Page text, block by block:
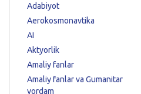
Adabiyot
Aerokosmonavtika
AI
Aktyorlik
Amaliy fanlar
Amaliy fanlar va Gumanitar
yordam